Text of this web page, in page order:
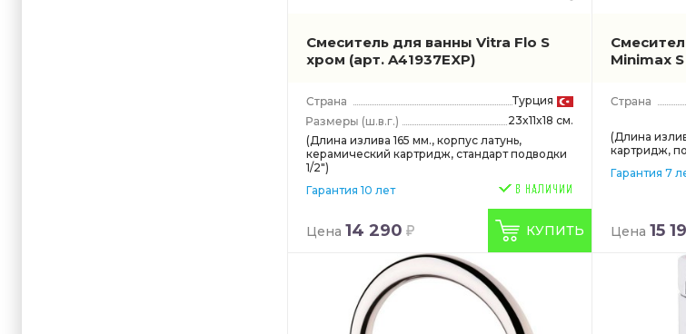
Смеситель для ванны Vitra Flo S
хром (арт. A41937EXP)
Турция
(ш.в.г.)
23x11x18 см.
(Длина излива 165 мм., корпус латунь,
керамический картридж, стандарт подводки
1/2")
Гарантия 10 лет
Цена 14 290 КУПИТЬ
Minimax
(Длина
картридж,
Гарантия 7
Цена 15